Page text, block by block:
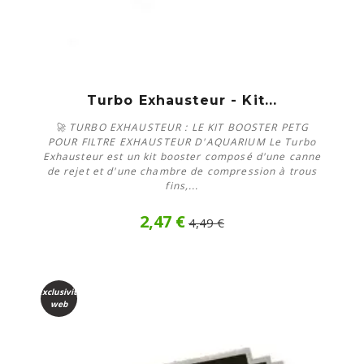
Turbo Exhausteur - Kit...
🚀 TURBO EXHAUSTEUR : LE KIT BOOSTER PETG
POUR FILTRE EXHAUSTEUR D'AQUARIUM Le Turbo
Exhausteur est un kit booster composé d'une canne
de rejet et d'une chambre de compression à trous
fins,...
2,47 € 4,49 €
Exclusivité
web